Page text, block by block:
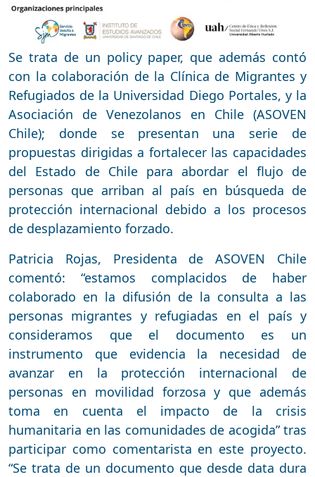
Se trata de un policy paper, que además contó
con la colaboración de la Clínica de Migrantes y
Refugiados de la Universidad Diego Portales, y la
Asociación de Venezolanos en Chile (ASOVEN
Chile); donde se presentan una serie de
propuestas dirigidas a fortalecer las capacidades
del Estado de Chile para abordar el flujo de
personas que arriban al país en búsqueda de
protección internacional debido a los procesos
de desplazamiento forzado.
Patricia Rojas, Presidenta de ASOVEN Chile
comentó: “estamos complacidos de haber
colaborado en la difusión de la consulta a las
personas migrantes y refugiadas en el país y
consideramos que el documento es un
instrumento que evidencia la necesidad de
avanzar en la protección internacional de
personas en movilidad forzosa y que además
toma en cuenta el impacto de la crisis
humanitaria en las comunidades de acogida” tras
participar como comentarista en este proyecto.
“Se trata de un documento que desde data dura